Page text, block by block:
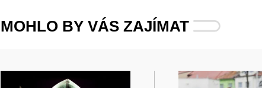
MOHLO BY VÁS ZAJÍMAT